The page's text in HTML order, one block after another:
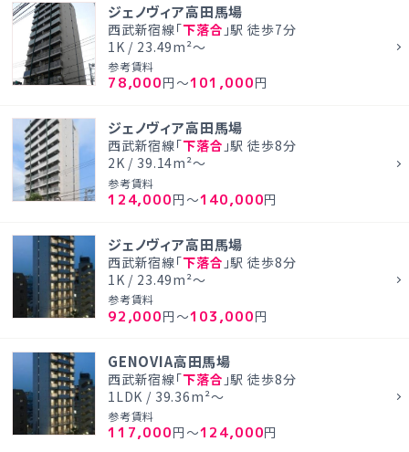
ジェノヴィア高田馬場
西武新宿線「下落合 」駅 徒歩7分
1K / 23.49m²～
参考賃料
78,000円～101,000円
ジェノヴィア高田馬場
西武新宿線「下落合 」駅 徒歩8分
2K / 39.14m²～
参考賃料
124,000円～140,000円
ジェノヴィア高田馬場
西武新宿線「下落合 」駅 徒歩8分
1K / 23.49m²～
参考賃料
92,000円～103,000円
GENOVIA高田馬場
西武新宿線「下落合 」駅 徒歩8分
1LDK / 39.36m²～
参考賃料
117,000円～124,000円